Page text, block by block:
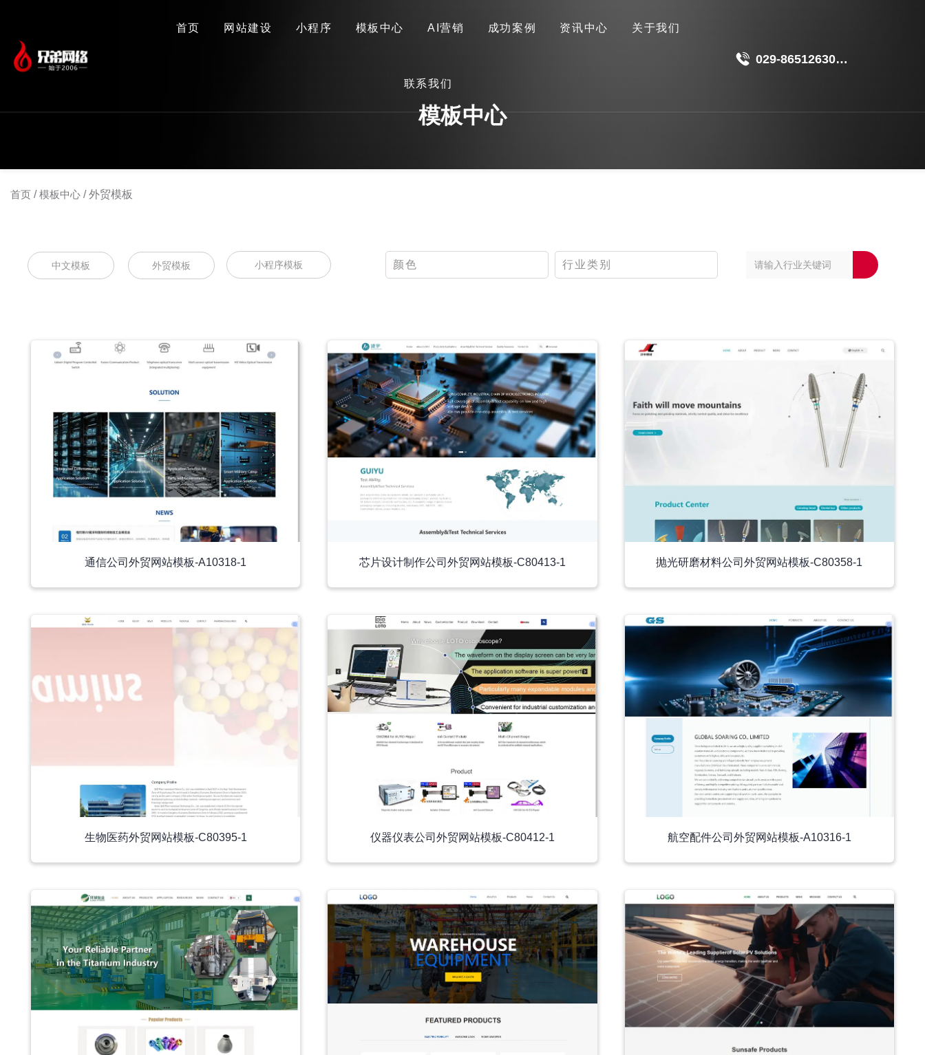
首页 网站建设 小程序 模板中心 AI营销 成功案例 资讯中心 关于我们
联系我们
029-86512630
首页 关于我们 网站建设 小程序 模板中心
模板中心
首页 /模板中心 /外贸模板
中文模板 外贸模板 小程序模板 颜色 行业类别
通信公司外贸网站模板-A10318-1 芯片设计制作公司外贸网站模板-C80413-1 抛光研磨材料公司外贸网站模板-C80358-1
生物医药外贸网站模板-C80395-1 仪器仪表公司外贸网站模板-C80412-1 航空配件公司外贸网站模板-A10316-1